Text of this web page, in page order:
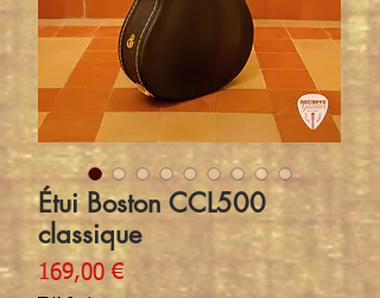
Étui Boston CCL500
classique
169,00 €Prix